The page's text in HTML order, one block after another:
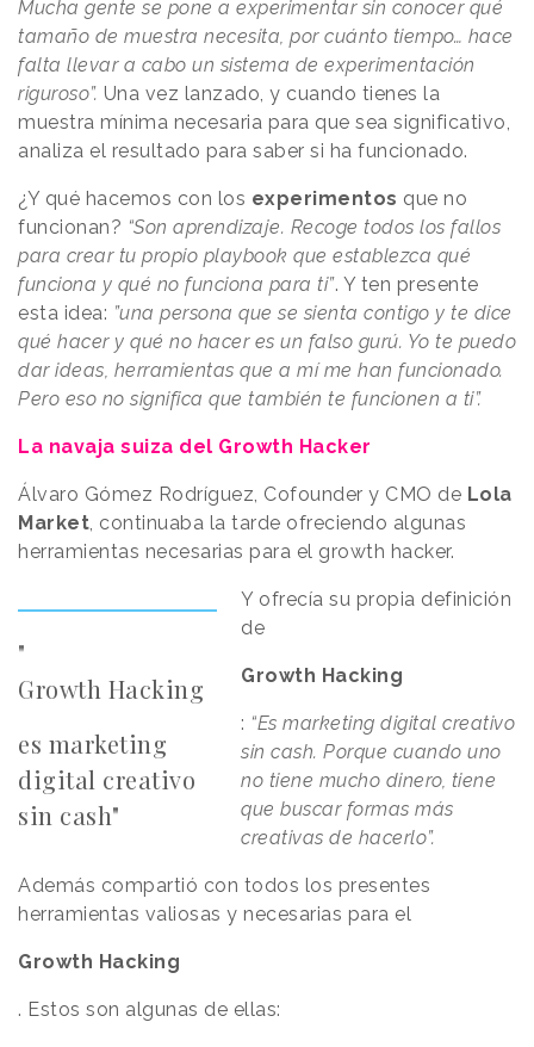
Mucha gente se pone a experimentar sin conocer qué
tamaño de muestra necesita, por cuánto tiempo… hace
falta llevar a cabo un sistema de experimentación
riguroso”. Una vez lanzado, y cuando tienes la
muestra mínima necesaria para que sea significativo,
analiza el resultado para saber si ha funcionado.
¿Y qué hacemos con los experimentos que no
funcionan? “Son aprendizaje. Recoge todos los fallos
para crear tu propio playbook que establezca qué
funciona y qué no funciona para ti”. Y ten presente
esta idea: ”una persona que se sienta contigo y te dice
qué hacer y qué no hacer es un falso gurú. Yo te puedo
dar ideas, herramientas que a mí me han funcionado.
Pero eso no significa que también te funcionen a ti”.
La navaja suiza del Growth Hacker
Álvaro Gómez Rodríguez, Cofounder y CMO de Lola
Market, continuaba la tarde ofreciendo algunas
herramientas necesarias para el growth hacker.
"
Growth Hacking
es marketing
digital creativo
sin cash"
Y ofrecía su propia definición
de
Growth Hacking
: “Es marketing digital creativo
sin cash. Porque cuando uno
no tiene mucho dinero, tiene
que buscar formas más
creativas de hacerlo”.
Además compartió con todos los presentes
herramientas valiosas y necesarias para el
Growth Hacking
. Estos son algunas de ellas: